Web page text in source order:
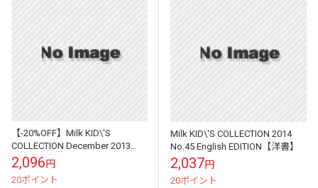
【-20%OFF】Milk KID\'S
COLLECTION December 2013
No.42 English EDIT...
2,096円
20ポイント
Milk KID\'S COLLECTION 2014
No.45 English EDITION【洋書】
2,037円
20ポイント